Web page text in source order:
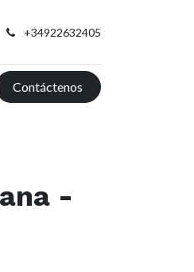
+34922632405
Contáctenos
-